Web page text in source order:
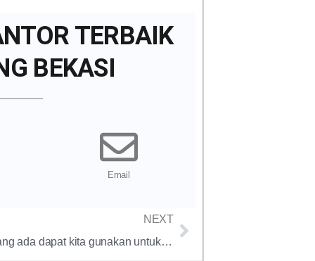
TERBAIK
BEKASI
Email
NEXT
ketersediaan jaringan internet yang ada dapat kita gunakan untuk mempromosikan segala sesuatunya keberbagai situs layanan jual-beli online atau e-commerce